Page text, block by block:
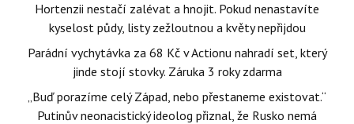
Hortenzii nestačí zalévat a hnojit. Pokud nenastavíte
kyselost půdy, listy zežloutnou a květy nepřijdou
Parádní vychytávka za 68 Kč v Actionu nahradí set, který
jinde stojí stovky. Záruka 3 roky zdarma
„Buď porazíme celý Západ, nebo přestaneme existovat.“
Putinův neonacistický ideolog přiznal, že Rusko nemá